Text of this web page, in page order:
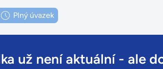
Plný úvazek
už není aktuální- ale